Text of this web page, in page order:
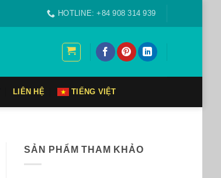
HOTLINE: +84 908 314 939
LIÊN HỆ TIẾNG VIỆT
SẢN PHẨM THAM KHẢO